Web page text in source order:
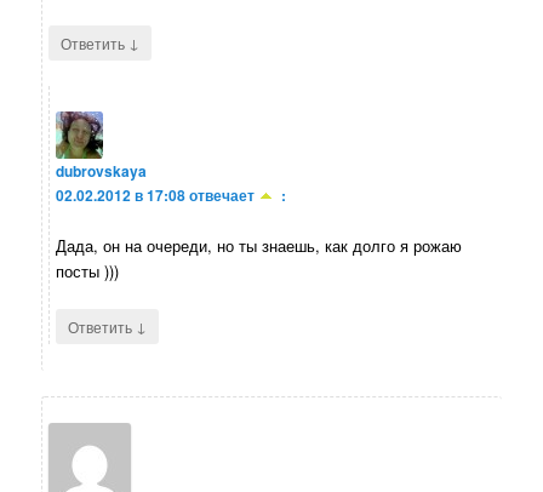
Ответить ↓
dubrovskaya
02.02.2012 в 17:08отвечает :
Дада, он на очереди, но ты знаешь, как долго я рожаю
посты )))
Ответить ↓